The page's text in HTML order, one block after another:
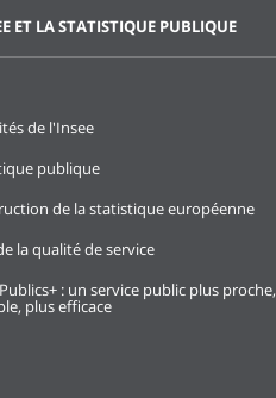
ET LA STATISTIQUE PUBLIQUE
de l'Insee
publique
de la statistique européenne
la qualité de service
: un service public plus proche,
plus efficace